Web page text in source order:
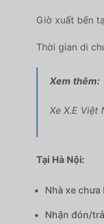
Giờ xuất bến
Thời gian di
Xem thêm:
Xe X.E
Tại Hà Nội:
Nhà xe
Nhận đón/